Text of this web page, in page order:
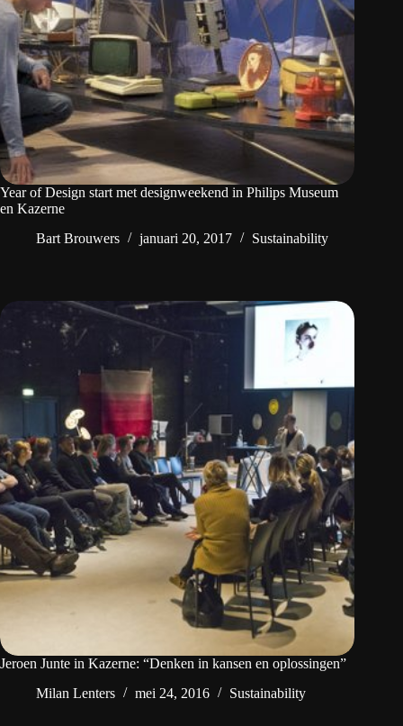
Year of Design start met designweekend in Philips Museum
en Kazerne
Bart Brouwers
januari 20, 2017 Sustainability
Jeroen Junte in Kazerne: “Denken in kansen en oplossingen”
Milan Lenters
mei 24, 2016 Sustainability